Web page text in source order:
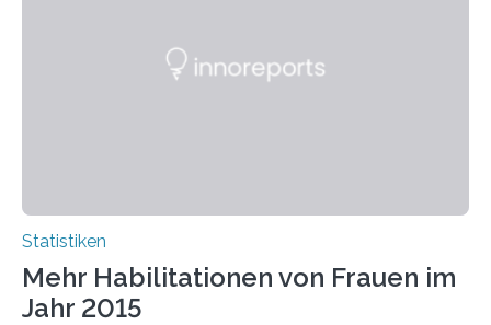
Statistiken
Mehr Habilitationen von Frauen im
Jahr 2015